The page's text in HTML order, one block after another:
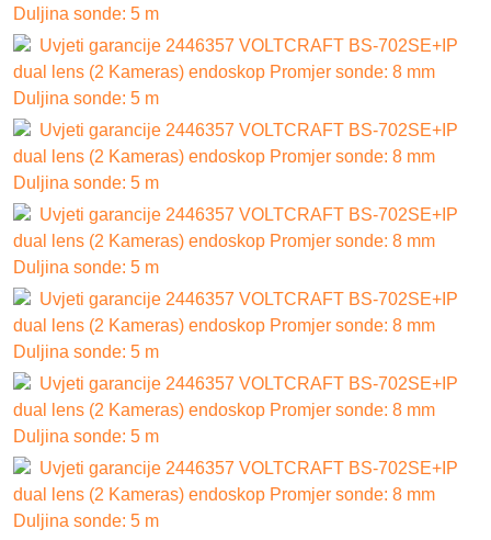
Duljina sonde: 5 m
Uvjeti garancije 2446357 VOLTCRAFT BS-702SE+IP
dual lens (2 Kameras) endoskop Promjer sonde: 8 mm
Duljina sonde: 5 m
Uvjeti garancije 2446357 VOLTCRAFT BS-702SE+IP
dual lens (2 Kameras) endoskop Promjer sonde: 8 mm
Duljina sonde: 5 m
Uvjeti garancije 2446357 VOLTCRAFT BS-702SE+IP
dual lens (2 Kameras) endoskop Promjer sonde: 8 mm
Duljina sonde: 5 m
Uvjeti garancije 2446357 VOLTCRAFT BS-702SE+IP
dual lens (2 Kameras) endoskop Promjer sonde: 8 mm
Duljina sonde: 5 m
Uvjeti garancije 2446357 VOLTCRAFT BS-702SE+IP
dual lens (2 Kameras) endoskop Promjer sonde: 8 mm
Duljina sonde: 5 m
Uvjeti garancije 2446357 VOLTCRAFT BS-702SE+IP
dual lens (2 Kameras) endoskop Promjer sonde: 8 mm
Duljina sonde: 5 m